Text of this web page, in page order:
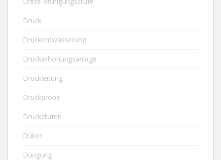
Druck
Druckentwässerung
Druckerhöhungsanlage
Druckleitung
Druckprobe
Druckstufen
Düker
Düngung